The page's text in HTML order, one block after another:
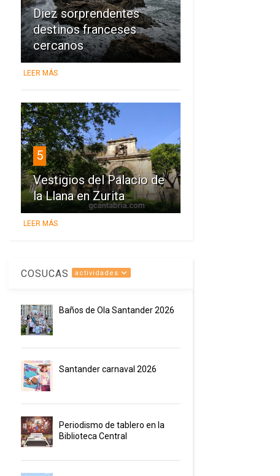
Diez sorprendentes
destinos franceses
cercanos
LEER MÁS
5
Vestigios del Palacio de
la Llana en Zurita
LEER MÁS
COSUCAS actividades
Baños de Ola Santander 2026
Santander carnaval 2026
Periodismo de tablero en la
Biblioteca Central